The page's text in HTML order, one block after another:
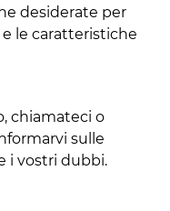
desiderate per
le caratteristiche
chiamateci o
sulle
i vostri dubbi.